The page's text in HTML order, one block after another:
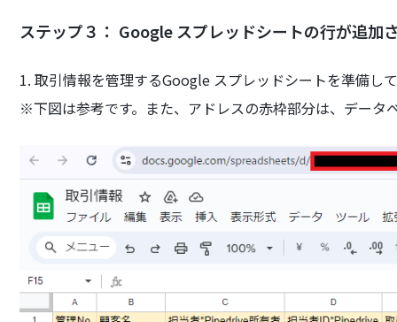
ステップ３： Google スプレッドシートの行が追加
1. 取引情報を管理するGoogle スプレッドシートを準備し
※下図は参考です。また、アドレスの赤枠部分は、データ